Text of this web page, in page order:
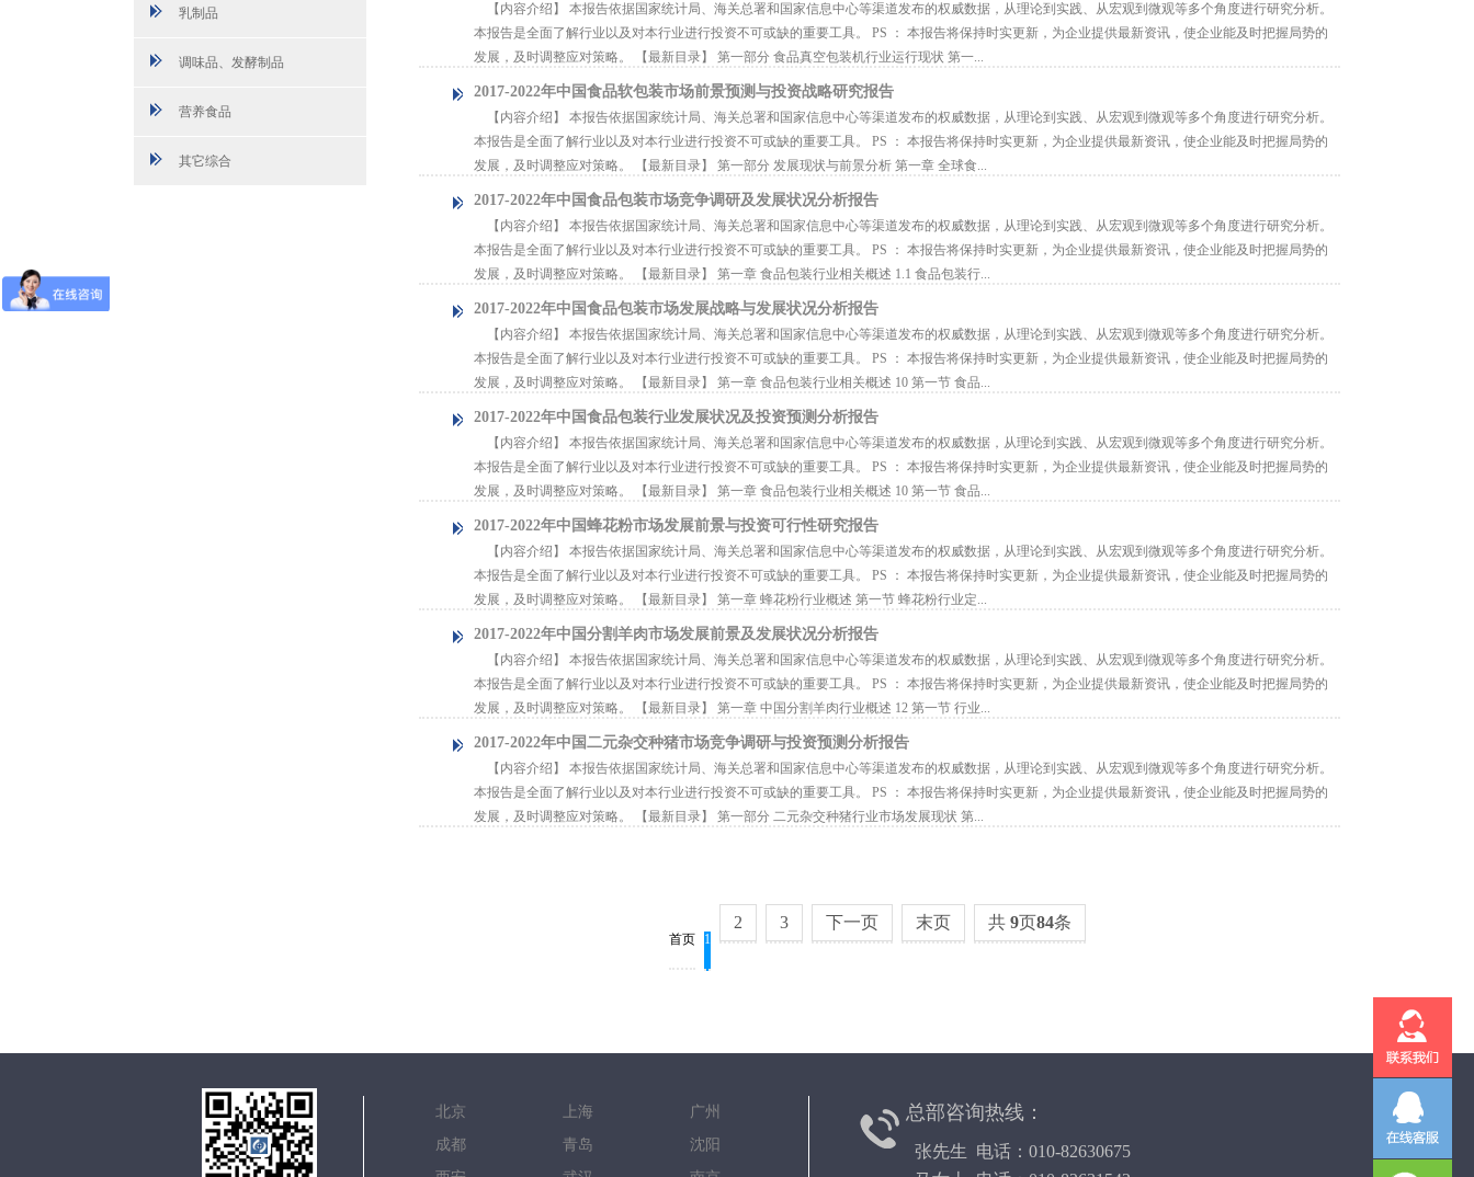
乳制品
调味品、发酵制品
营养食品
其它综合
【内容介绍】 本报告依据国家统计局、海关总署和国家信息中心等渠道发布的权威数据，从理论到实践、从宏观到微观等多个角度进行研究分析。
本报告是全面了解行业以及对本行业进行投资不可或缺的重要工具。 PS ： 本报告将保持时实更新，为企业提供最新资讯，使企业能及时把握局势的
发展，及时调整应对策略。 【最新目录】 第一部分 食品真空包装机行业运行现状 第一...
2017-2022年中国食品软包装市场前景预测与投资战略研究报告
【内容介绍】 本报告依据国家统计局、海关总署和国家信息中心等渠道发布的权威数据，从理论到实践、从宏观到微观等多个角度进行研究分析。
本报告是全面了解行业以及对本行业进行投资不可或缺的重要工具。 PS ： 本报告将保持时实更新，为企业提供最新资讯，使企业能及时把握局势的
发展，及时调整应对策略。 【最新目录】 第一部分 发展现状与前景分析 第一章 全球食...
2017-2022年中国食品包装市场竞争调研及发展状况分析报告
【内容介绍】 本报告依据国家统计局、海关总署和国家信息中心等渠道发布的权威数据，从理论到实践、从宏观到微观等多个角度进行研究分析。
本报告是全面了解行业以及对本行业进行投资不可或缺的重要工具。 PS ： 本报告将保持时实更新，为企业提供最新资讯，使企业能及时把握局势的
发展，及时调整应对策略。 【最新目录】 第一章 食品包装行业相关概述 1.1 食品包装行...
2017-2022年中国食品包装市场发展战略与发展状况分析报告
【内容介绍】 本报告依据国家统计局、海关总署和国家信息中心等渠道发布的权威数据，从理论到实践、从宏观到微观等多个角度进行研究分析。
本报告是全面了解行业以及对本行业进行投资不可或缺的重要工具。 PS ： 本报告将保持时实更新，为企业提供最新资讯，使企业能及时把握局势的
发展，及时调整应对策略。 【最新目录】 第一章 食品包装行业相关概述 10 第一节 食品...
2017-2022年中国食品包装行业发展状况及投资预测分析报告
【内容介绍】 本报告依据国家统计局、海关总署和国家信息中心等渠道发布的权威数据，从理论到实践、从宏观到微观等多个角度进行研究分析。
本报告是全面了解行业以及对本行业进行投资不可或缺的重要工具。 PS ： 本报告将保持时实更新，为企业提供最新资讯，使企业能及时把握局势的
发展，及时调整应对策略。 【最新目录】 第一章 食品包装行业相关概述 10 第一节 食品...
2017-2022年中国蜂花粉市场发展前景与投资可行性研究报告
【内容介绍】 本报告依据国家统计局、海关总署和国家信息中心等渠道发布的权威数据，从理论到实践、从宏观到微观等多个角度进行研究分析。
本报告是全面了解行业以及对本行业进行投资不可或缺的重要工具。 PS ： 本报告将保持时实更新，为企业提供最新资讯，使企业能及时把握局势的
发展，及时调整应对策略。 【最新目录】 第一章 蜂花粉行业概述 第一节 蜂花粉行业定...
2017-2022年中国分割羊肉市场发展前景及发展状况分析报告
【内容介绍】 本报告依据国家统计局、海关总署和国家信息中心等渠道发布的权威数据，从理论到实践、从宏观到微观等多个角度进行研究分析。
本报告是全面了解行业以及对本行业进行投资不可或缺的重要工具。 PS ： 本报告将保持时实更新，为企业提供最新资讯，使企业能及时把握局势的
发展，及时调整应对策略。 【最新目录】 第一章 中国分割羊肉行业概述 12 第一节 行业...
2017-2022年中国二元杂交种猪市场竞争调研与投资预测分析报告
【内容介绍】 本报告依据国家统计局、海关总署和国家信息中心等渠道发布的权威数据，从理论到实践、从宏观到微观等多个角度进行研究分析。
本报告是全面了解行业以及对本行业进行投资不可或缺的重要工具。 PS ： 本报告将保持时实更新，为企业提供最新资讯，使企业能及时把握局势的
发展，及时调整应对策略。 【最新目录】 第一部分 二元杂交种猪行业市场发展现状 第...
首页 1
2 3 下一页 末页 共 9页84条
北京 上海 广州
成都 青岛 沈阳
总部咨询热线：
张先生 电话：010-82630675